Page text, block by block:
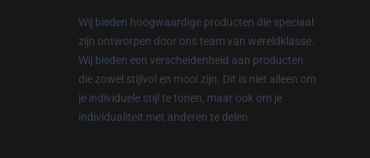
Wij bieden hoogwaardige producten die speciaal
zijn ontworpen door ons team van wereldklasse.
Wij bieden een verscheidenheid aan producten
die zowel stijlvol en mooi zijn. Dit is niet alleen om
je individuele stijl te tonen, maar ook om je
individualiteit met anderen te delen.